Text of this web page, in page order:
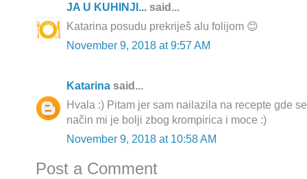
JA U KUHINJI... said...
Katarina posudu prekriješ alu folijom 😊
November 9, 2018 at 9:57 AM
Katarina said...
Hvala :) Pitam jer sam nailazila na recepte gde
način mi je bolji zbog krompirica i moce :)
November 9, 2018 at 10:58 AM
Post a Comment